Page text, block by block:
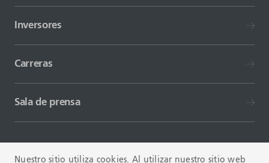
Inversores
Carreras
Sala de prensa
Nuestro sitio utiliza cookies. Al utilizar nuestro sitio web